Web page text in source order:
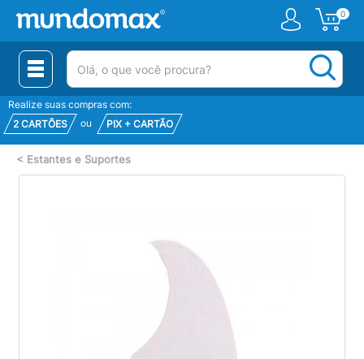
0
(pesquisar)
Realize suas compras com:
2 CARTÕES
ou PIX + CARTÃO
< Estantes e Suportes